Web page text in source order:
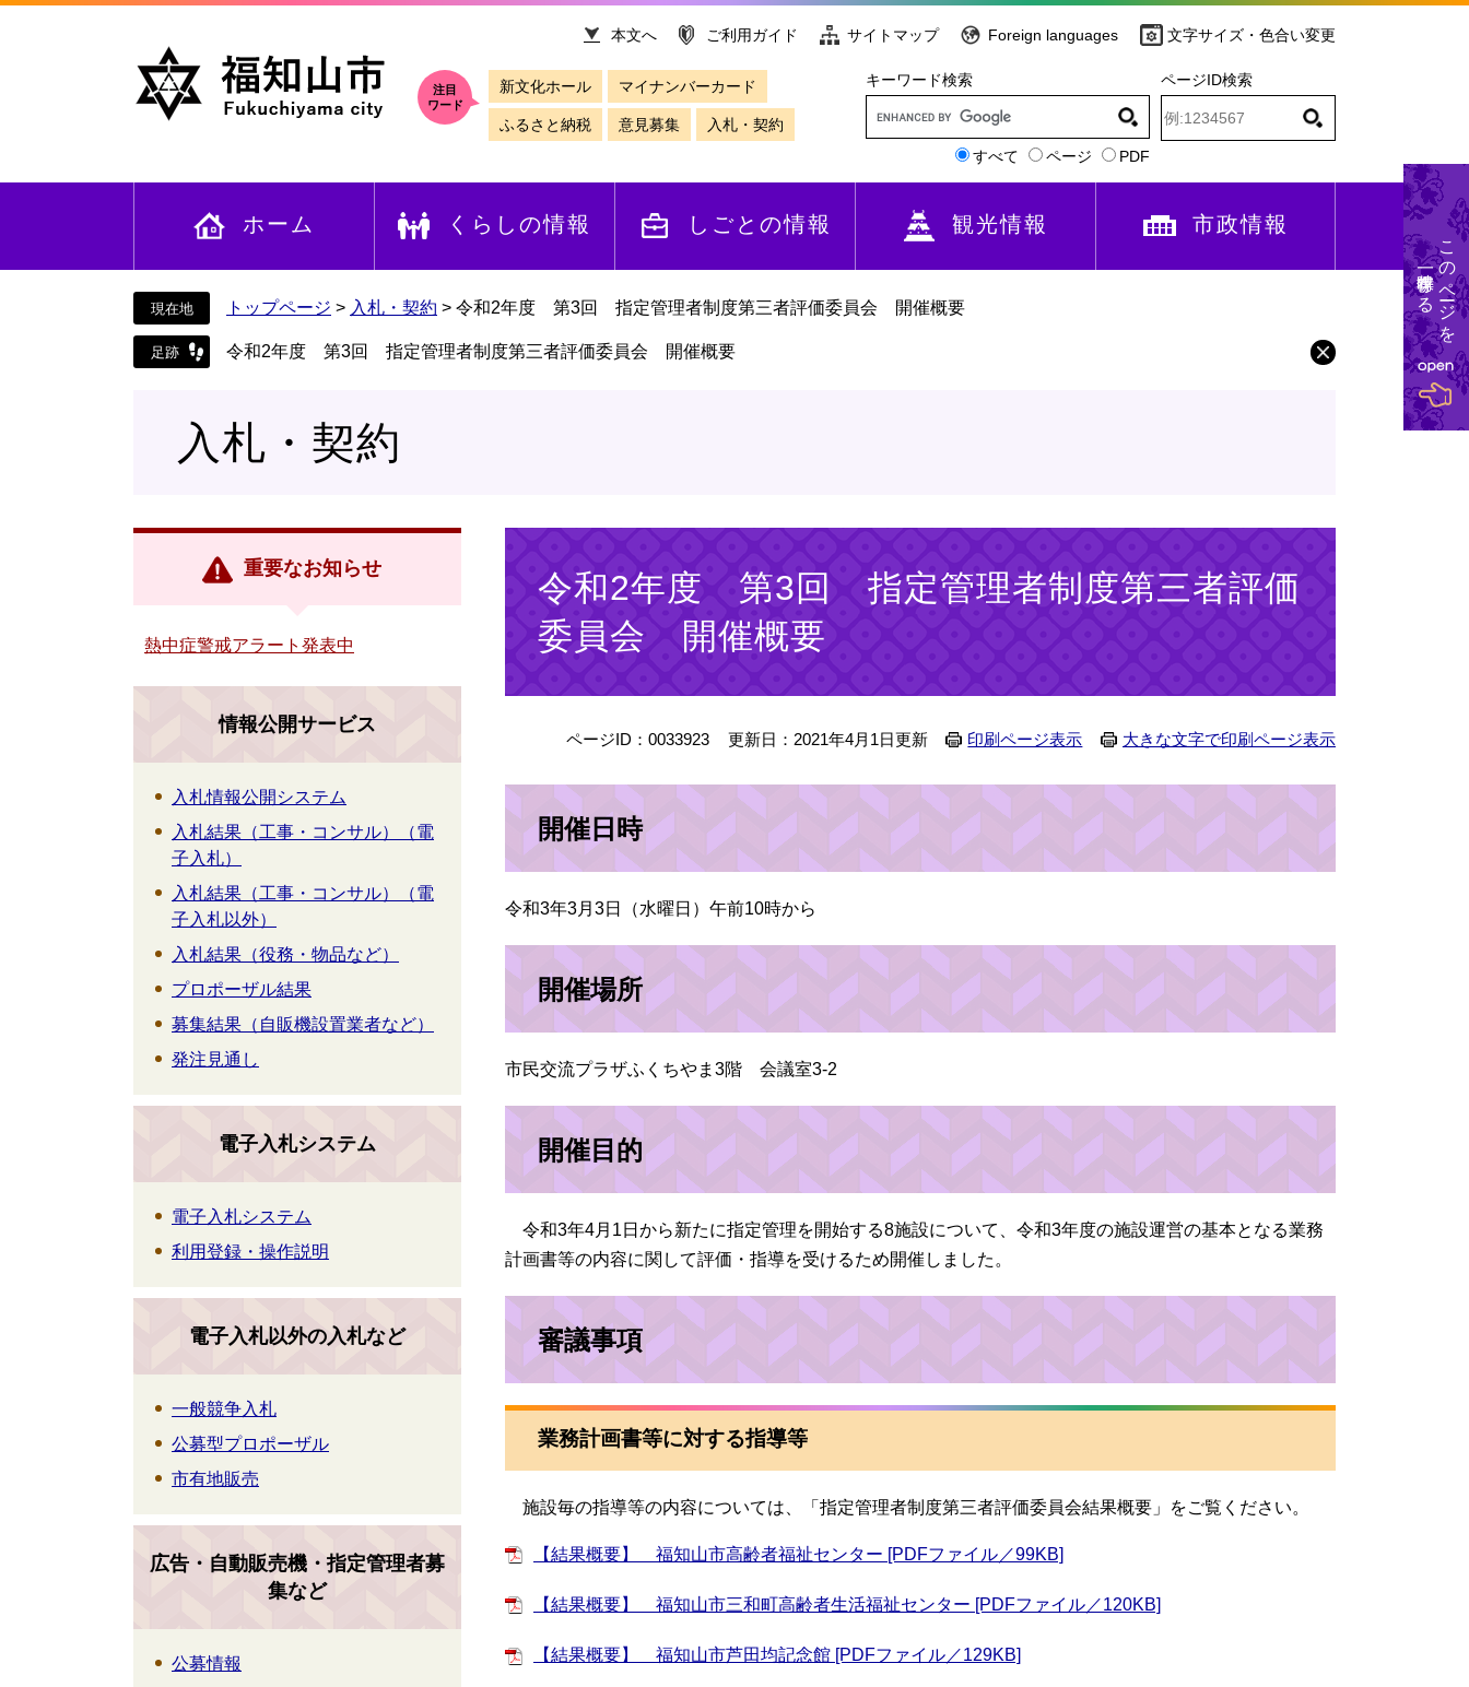
文
本文へ ご利用ガイド サイトマップ Foreign languages 文字サイズ・色合い変更
注目
ワード
新文化ホール マイナンバーカード
ふるさと納税 意見募集 入札・契約
キーワード検索
すべて ページ PDF
ページID検索
ホーム くらしの情報 しごとの情報 観光情報 市政情報
トップページ > 入札・契約 > 令和2年度 第3回 指定管理者制度第三者評価委員会 開催概要
令和2年度 第3回 指定管理者制度第三者評価委員会 開催概要
入札・契約
令和2年度 第3回 指定管理者制度第三者評価
委員会 開催概要
ページID：0033923 更新日：2021年4月1日更新 印刷ページ表示 大きな文字で印刷ページ表示
開催日時
令和3年3月3日（水曜日）午前10時から
開催場所
市民交流プラザふくちやま3階 会議室3-2
開催目的
令和3年4月1日から新たに指定管理を開始する8施設について、令和3年度の施設運営の基本となる業務
計画書等の内容に関して評価・指導を受けるため開催しました。
審議事項
業務計画書等に対する指導等
施設毎の指導等の内容については、「指定管理者制度第三者評価委員会結果概要」をご覧ください。
【結果概要】 福知山市高齢者福祉センター [PDFファイル／99KB]
【結果概要】 福知山市三和町高齢者生活福祉センター [PDFファイル／120KB]
【結果概要】 福知山市芦田均記念館 [PDFファイル／129KB]
重要なお知らせ
熱中症警戒アラート発表中
情報公開サービス
入札情報公開システム
入札結果（工事・コンサル）（電
子入札）
入札結果（工事・コンサル）（電
子入札以外）
入札結果（役務・物品など）
プロポーザル結果
募集結果（自販機設置業者など）
発注見通し
電子入札システム
電子入札システム
利用登録・操作説明
電子入札以外の入札など
一般競争入札
公募型プロポーザル
市有地販売
広告・自動販売機・指定管理者募
集など
公募情報
このページを
一時保存する